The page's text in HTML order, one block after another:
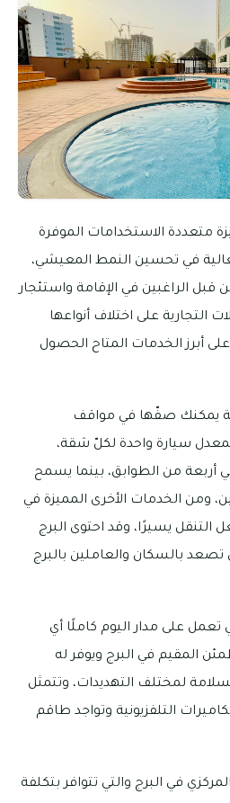
متعددة الاستخدامات الموفرة
في تحسين النمط المعيشي،
قبل الراغبين في الإقامة واستئجار
التجارية على اختلاف أنواعها
أبرز الخدمات المتاح الحصول
يمكنك صفّها في مواقف
سيارة واحدة لكلّ شقة،
من الطوابق، بينما يسمح
ومن الخدمات الأخرى المميزة في
التنقل يسيرًا، وقد احتوى البرج
بالسكان والعاملين بالبرج
تعمل على مدار اليوم كاملًا أي
يُطمئن المقيم في البرج ويوفر له
لمختلف التهديدات، وتتمثل
التلفزيونية وتواجد طاقم
في البرج والتي تتوافر بتكلفة